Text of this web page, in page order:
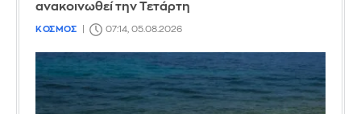
ανακοινωθεί την Τετάρτη
ΚΟΣΜΟΣ 07:14, 05.08.2026